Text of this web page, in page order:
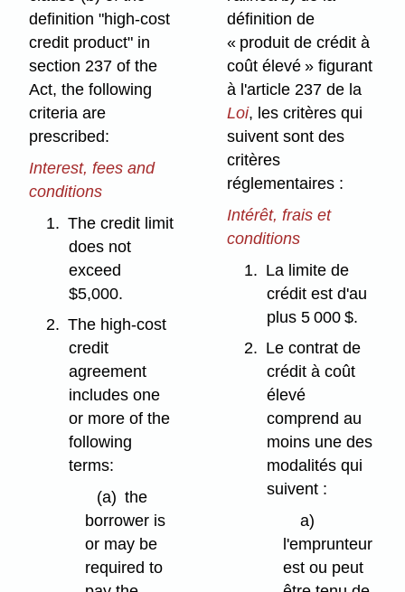
definition "high-cost
credit product" in
section 237 of the
Act, the following
criteria are
prescribed:
Interest, fees and
conditions
1. The credit limit
does not
exceed
$5,000.
2. The high-cost
credit
agreement
includes one
or more of the
following
terms:
(a) the
borrower is
or may be
required to
définition de
« produit de crédit à
coût élevé » figurant
à l'article 237 de la
Loi, les critères qui
suivent sont des
critères
réglementaires :
Intérêt, frais et
conditions
1. La limite de
crédit est d'au
plus 5 000 $.
2. Le contrat de
crédit à coût
élevé
comprend au
moins une des
modalités qui
suivent :
a)
l'emprunteur
est ou peut